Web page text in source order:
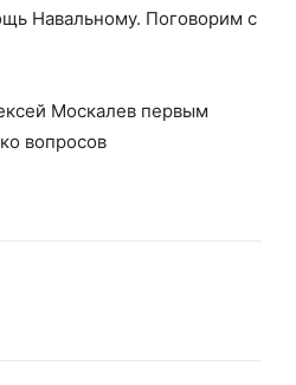
Навальному. Поговорим с
Москалев первым
вопросов